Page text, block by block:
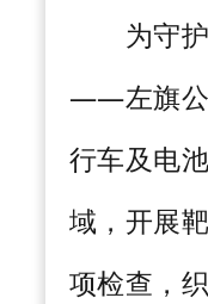
为守护
——左旗公
行车及电
域，开展
项检查，